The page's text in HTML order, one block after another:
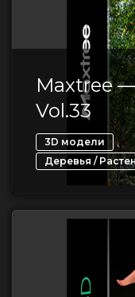
Maxtree
Vol.33
3D модели ,
Деревья /